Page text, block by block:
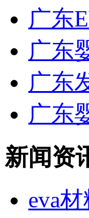
广东
广东
广东
广东
新闻资
eva